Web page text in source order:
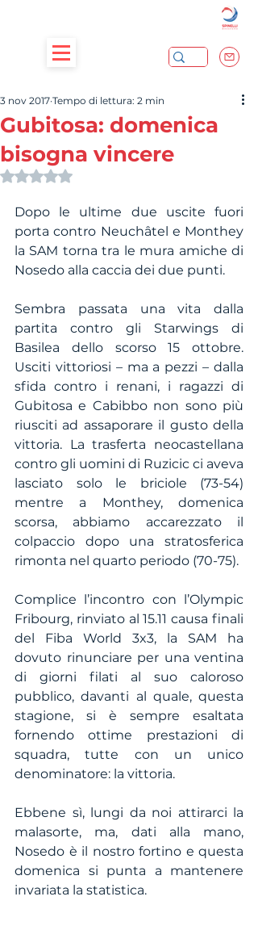
Gubitosa: domenica
bisogna vincere
3 nov 2017 Tempo di lettura: 2 min
Valutazione NaN stelle su 5.
Dopo le ultime due uscite fuori
porta contro Neuchâtel e Monthey
la SAM torna tra le mura amiche di
Nosedo alla caccia dei due punti.
Sembra passata una vita dalla
partita contro gli Starwings di
Basilea dello scorso 15 ottobre.
Usciti vittoriosi – ma a pezzi – dalla
sfida contro i renani, i ragazzi di
Gubitosa e Cabibbo non sono più
riusciti ad assaporare il gusto della
vittoria. La trasferta neocastellana
contro gli uomini di Ruzicic ci aveva
lasciato solo le briciole (73-54)
mentre a Monthey, domenica
scorsa, abbiamo accarezzato il
colpaccio dopo una stratosferica
rimonta nel quarto periodo (70-75).
Complice l’incontro con l’Olympic
Fribourg, rinviato al 15.11 causa finali
del Fiba World 3x3, la SAM ha
dovuto rinunciare per una ventina
di giorni filati al suo caloroso
pubblico, davanti al quale, questa
stagione, si è sempre esaltata
fornendo ottime prestazioni di
squadra, tutte con un unico
denominatore: la vittoria.
Ebbene sì, lungi da noi attirarci la
malasorte, ma, dati alla mano,
Nosedo è il nostro fortino e questa
domenica si punta a mantenere
invariata la statistica.